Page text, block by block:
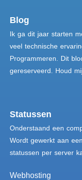
Blog
Ik ga dit jaar starten
veel technische
Programmeren. Dit
gereserveerd. Houd
Statussen
Onderstaand een
Wordt gewerkt aan
statussen per server
Webhosting